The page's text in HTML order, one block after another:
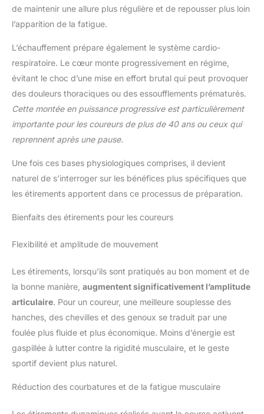
de maintenir une allure plus régulière et de repousser plus loin
l’apparition de la fatigue.
L’échauffement prépare également le système cardio-
respiratoire. Le cœur monte progressivement en régime,
évitant le choc d’une mise en effort brutal qui peut provoquer
des douleurs thoraciques ou des essoufflements prématurés.
Cette montée en puissance progressive est particulièrement
importante pour les coureurs de plus de 40 ans ou ceux qui
reprennent après une pause.
Une fois ces bases physiologiques comprises, il devient
naturel de s’interroger sur les bénéfices plus spécifiques que
les étirements apportent dans ce processus de préparation.
Bienfaits des étirements pour les coureurs
Flexibilité et amplitude de mouvement
Les étirements, lorsqu’ils sont pratiqués au bon moment et de
la bonne manière, augmentent significativement l’amplitude
articulaire. Pour un coureur, une meilleure souplesse des
hanches, des chevilles et des genoux se traduit par une
foulée plus fluide et plus économique. Moins d’énergie est
gaspillée à lutter contre la rigidité musculaire, et le geste
sportif devient plus naturel.
Réduction des courbatures et de la fatigue musculaire